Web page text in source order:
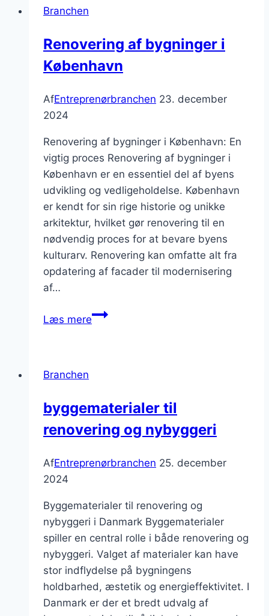
Branchen
Renovering af bygninger i
København
AfEntreprenørbranchen 23. december
2024
Renovering af bygninger i København: En
vigtig proces Renovering af bygninger i
København er en essentiel del af byens
udvikling og vedligeholdelse. København
er kendt for sin rige historie og unikke
arkitektur, hvilket gør renovering til en
nødvendig proces for at bevare byens
kulturarv. Renovering kan omfatte alt fra
opdatering af facader til modernisering
af…
Læs mereRenovering
Branchen
byggematerialer til
renovering og nybyggeri
AfEntreprenørbranchen 25. december
2024
Byggematerialer til renovering og
nybyggeri i Danmark Byggematerialer
spiller en central rolle i både renovering og
nybyggeri. Valget af materialer kan have
stor indflydelse på bygningens
holdbarhed, æstetik og energieffektivitet. I
Danmark er der et bredt udvalg af